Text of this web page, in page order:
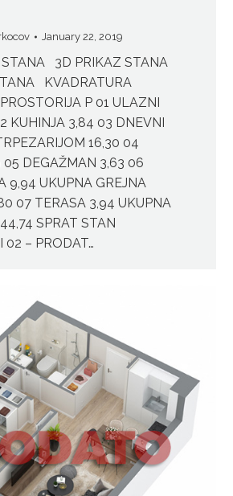
January 22, 2019
STANA 3D PRIKAZ STANA
KVADRATURA
P 01 ULAZNI
KUHINJA 3,84 03 DNEVNI
16,30 04
05 DEGAŽMAN 3,63 06
9,94 UKUPNA GREJNA
07 TERASA 3,94 UKUPNA
SPRAT STAN
02 – PRODAT…